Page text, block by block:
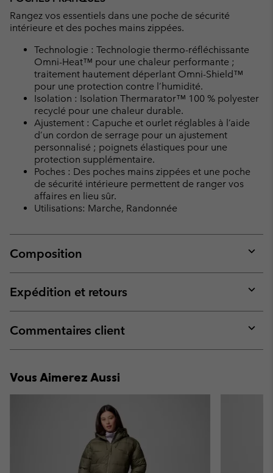
Rangez vos essentiels dans une poche de sécurité
intérieure et des poches mains zippées.
Technologie : Technologie thermo-réfléchissante
Omni-Heat™ pour une chaleur performante ;
traitement hautement déperlant Omni-Shield™
pour une protection contre l’humidité.
Isolation : Isolation Thermarator™ 100 % polyester
recyclé pour une chaleur durable.
Ajustement : Capuche et ourlet réglables à l’aide
d’un cordon de serrage pour un ajustement
personnalisé ; poignets élastiques pour une
protection supplémentaire.
Poches : Des poches mains zippées et une poche
de sécurité intérieure permettent de ranger vos
affaires en lieu sûr.
Utilisations: Marche, Randonnée
Composition
or
Expédition et retours
or
Commentaires client
or
Vous Aimerez Aussi